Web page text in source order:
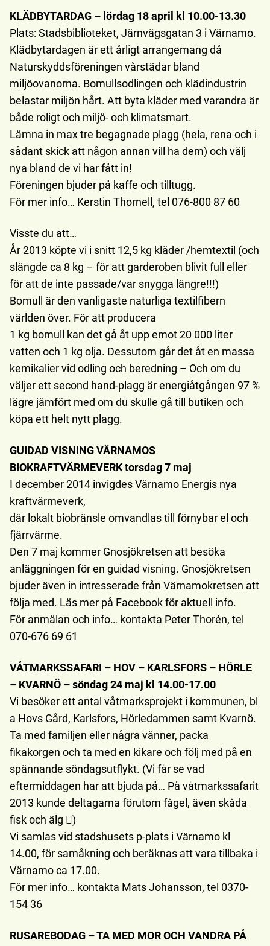
KLÄDBYTARDAG – lördag 18 april kl 10.00-13.30
Plats: Stadsbiblioteket, Järnvägsgatan 3 i Värnamo.
Klädbytardagen är ett årligt arrangemang då
Naturskyddsföreningen vårstädar bland
miljöovanorna. Bomullsodlingen och klädindustrin
belastar miljön hårt. Att byta kläder med varandra är
både roligt och miljö- och klimatsmart.
Lämna in max tre begagnade plagg (hela, rena och i
sådant skick att någon annan vill ha dem) och välj
nya bland de vi har fått in!
Föreningen bjuder på kaffe och tilltugg.
För mer info… Kerstin Thornell, tel 076-800 87 60
Visste du att…
År 2013 köpte vi i snitt 12,5 kg kläder /hemtextil (och
slängde ca 8 kg – för att garderoben blivit full eller
för att de inte passade/var snygga längre!!!)
Bomull är den vanligaste naturliga textilfibern
världen över. För att producera
1 kg bomull kan det gå åt upp emot 20 000 liter
vatten och 1 kg olja. Dessutom går det åt en massa
kemikalier vid odling och beredning – Och om du
väljer ett second hand-plagg är energiåtgången 97 %
lägre jämfört med om du skulle gå till butiken och
köpa ett helt nytt plagg.
GUIDAD VISNING VÄRNAMOS
BIOKRAFTVÄRMEVERK torsdag 7 maj
I december 2014 invigdes Värnamo Energis nya
kraftvärmeverk,
där lokalt biobränsle omvandlas till förnybar el och
fjärrvärme.
Den 7 maj kommer Gnosjökretsen att besöka
anläggningen för en guidad visning. Gnosjökretsen
bjuder även in intresserade från Värnamokretsen att
följa med. Läs mer på Facebook för aktuell info.
För anmälan och info… kontakta Peter Thorén, tel
070-676 69 61
VÅTMARKSSAFARI – HOV – KARLSFORS – HÖRLE
– KVARNÖ – söndag 24 maj kl 14.00-17.00
Vi besöker ett antal våtmarksprojekt i kommunen, bl
a Hovs Gård, Karlsfors, Hörledammen samt Kvarnö.
Ta med familjen eller några vänner, packa
fikakorgen och ta med en kikare och följ med på en
spännande söndagsutflykt. (Vi får se vad
eftermiddagen har att bjuda på… På våtmarkssafarit
2013 kunde deltagarna förutom fågel, även skåda
fisk och älg )
Vi samlas vid stadshusets p-plats i Värnamo kl
14.00, för samåkning och beräknas att vara tillbaka i
Värnamo ca 17.00.
För mer info… kontakta Mats Johansson, tel 0370-
154 36
RUSAREBODAG – TA MED MOR OCH VANDRA PÅ